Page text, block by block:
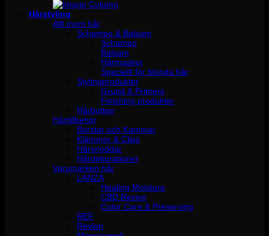
Hårstyling
Allt inom hår
Schampo & Balsam
Schampo
Balsam
Hårmasker
Speciellt för blonda hår
Stylingprodukter
Grund & Primers
Finishing produkter
Hårbotten
Hårtillbehör
Borstar och Kammar
Klämmor & Clips
Hårsnoddar
Hårdekorationer
Varumärken hår
LANZA
Healing Moisture
CBD Revive
Color Care & Preserving
REF
Revlon